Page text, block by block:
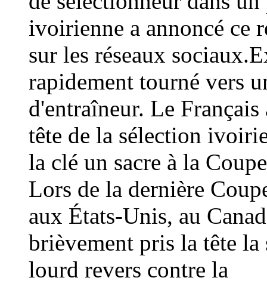
ivoirienne a annoncé ce
sur les réseaux
rapidement tourné vers
d'entraîneur. Le
tête de la sélection
la clé un sacre à la
Lors de la dernière
aux États-Unis, au
brièvement pris la tête
lourd revers contre la